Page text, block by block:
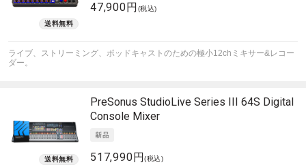
47,900円 (税込)
ライブ、ストリーミング、ポッドキャストのための極小12chミキサー&レコー
ダー。
PreSonus StudioLive Series III 64S Digital
Console Mixer
517,990円(税込)